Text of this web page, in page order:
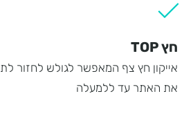
חץ TOP
אייקון חץ צף המאפשר לגולש לחזור
את האתר עד ללמעלה